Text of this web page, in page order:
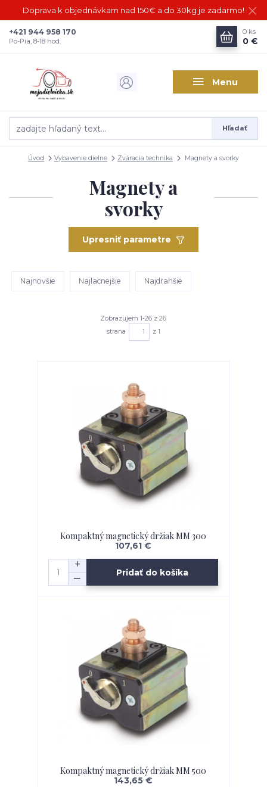
Doprava k objednávkam nad 150€ a do 30kg je zadarmo!
Menu
Hľadať
+421 944 958 170
Po-Pia, 8-18 hod.
0 ks
0 €
Úvod Vybavenie dielne Zváracia technika Magnety a svorky
Magnety a
svorky
Upresniť parametre
Najnovšie Najlacnejšie Najdrahšie
Zobrazujem 1-26 z 26
strana
z 1
Kompaktný magnetický držiak MM 300
107,61 €
Pridať do košíka
Kompaktný magnetický držiak MM 500
143,65 €